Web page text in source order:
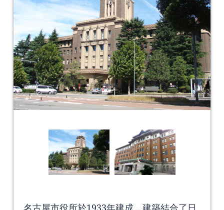
名古屋市役所於1933年建成，建築結合了日